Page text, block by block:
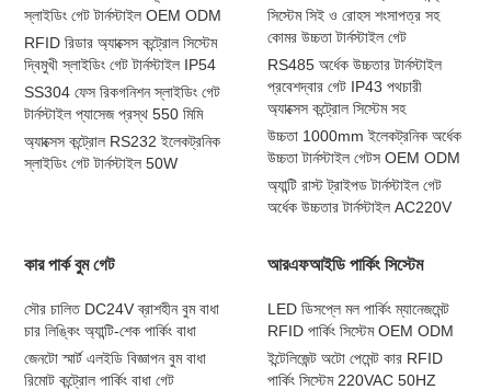
স্লাইডিং গেট টার্নস্টাইল OEM ODM
RFID রিডার অ্যাক্সেস কন্ট্রোল সিস্টেম
দ্বিমুখী স্লাইডিং গেট টার্নস্টাইল IP54
SS304 ফেস রিকগনিশন স্লাইডিং গেট
টার্নস্টাইল প্যাসেজ প্রস্থ 550 মিমি
অ্যাক্সেস কন্ট্রোল RS232 ইলেকট্রনিক
স্লাইডিং গেট টার্নস্টাইল 50W
সিস্টেম সিই ও রোহস শংসাপত্র সহ
কোমর উচ্চতা টার্নস্টাইল গেট
RS485 অর্ধেক উচ্চতার টার্নস্টাইল
প্রবেশদ্বার গেট IP43 পথচারী
অ্যাক্সেস কন্ট্রোল সিস্টেম সহ
উচ্চতা 1000mm ইলেকট্রনিক অর্ধেক
উচ্চতা টার্নস্টাইল গেটস OEM ODM
অ্যান্টি রাস্ট ট্রাইপড টার্নস্টাইল গেট
অর্ধেক উচ্চতার টার্নস্টাইল AC220V
কার পার্ক বুম গেট
সৌর চালিত DC24V ব্রাশহীন বুম বাধা
চার লিঙ্কিং অ্যান্টি-শেক পার্কিং বাধা
জেনটো স্মার্ট এলইডি বিজ্ঞাপন বুম বাধা
রিমোট কন্ট্রোল পার্কিং বাধা গেট
আরএফআইডি পার্কিং সিস্টেম
LED ডিসপ্লে মল পার্কিং ম্যানেজমেন্ট
RFID পার্কিং সিস্টেম OEM ODM
ইন্টেলিজেন্ট অটো পেমেন্ট কার RFID
পার্কিং সিস্টেম 220VAC 50HZ